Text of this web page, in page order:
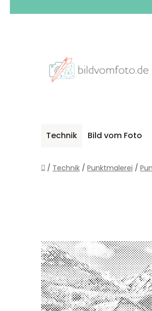
Technik Bild vom Foto
Startseite
/ Technik / Punktmalerei /